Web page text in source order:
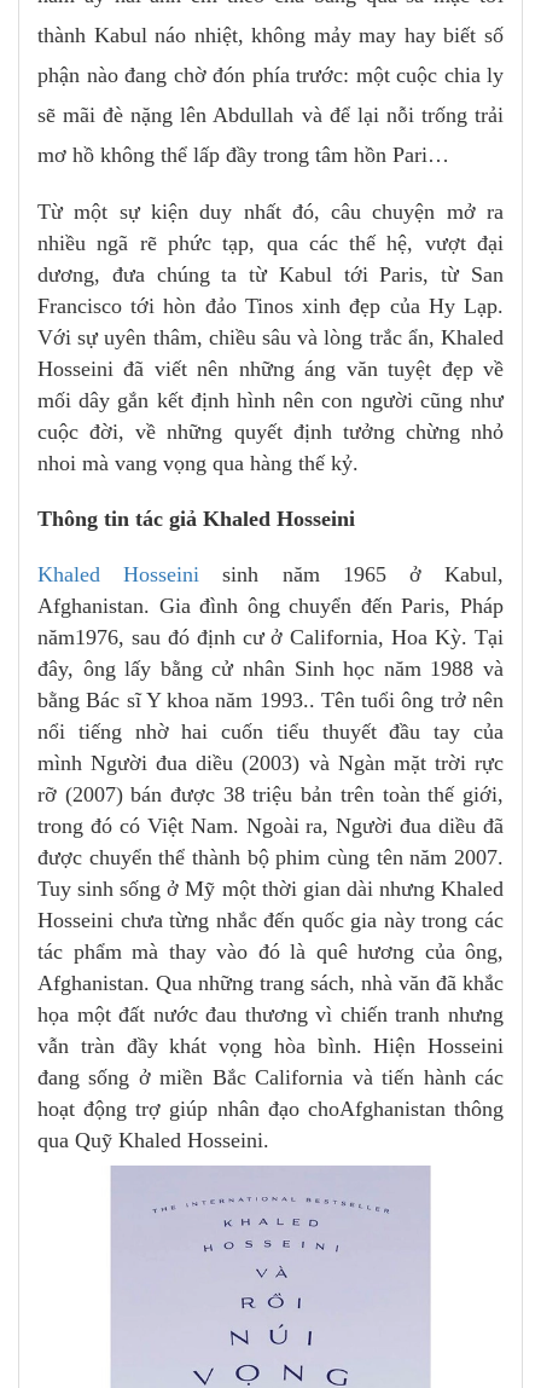
thành Kabul náo nhiệt, không mảy may hay biết số
phận nào đang chờ đón phía trước: một cuộc chia ly
sẽ mãi đè nặng lên Abdullah và để lại nỗi trống trải
mơ hồ không thể lấp đầy trong tâm hồn Pari…
Từ một sự kiện duy nhất đó, câu chuyện mở ra
nhiều ngã rẽ phức tạp, qua các thế hệ, vượt đại
dương, đưa chúng ta từ Kabul tới Paris, từ San
Francisco tới hòn đảo Tinos xinh đẹp của Hy Lạp.
Với sự uyên thâm, chiều sâu và lòng trắc ẩn, Khaled
Hosseini đã viết nên những áng văn tuyệt đẹp về
mối dây gắn kết định hình nên con người cũng như
cuộc đời, về những quyết định tưởng chừng nhỏ
nhoi mà vang vọng qua hàng thế kỷ.
Thông tin tác giả Khaled Hosseini
Khaled Hosseini sinh năm 1965 ở Kabul,
Afghanistan. Gia đình ông chuyển đến Paris, Pháp
năm1976, sau đó định cư ở California, Hoa Kỳ. Tại
đây, ông lấy bằng cử nhân Sinh học năm 1988 và
bằng Bác sĩ Y khoa năm 1993.. Tên tuổi ông trở nên
nổi tiếng nhờ hai cuốn tiểu thuyết đầu tay của
mình Người đua diều (2003) và Ngàn mặt trời rực
rỡ (2007) bán được 38 triệu bản trên toàn thế giới,
trong đó có Việt Nam. Ngoài ra, Người đua diều đã
được chuyển thể thành bộ phim cùng tên năm 2007.
Tuy sinh sống ở Mỹ một thời gian dài nhưng Khaled
Hosseini chưa từng nhắc đến quốc gia này trong các
tác phẩm mà thay vào đó là quê hương của ông,
Afghanistan. Qua những trang sách, nhà văn đã khắc
họa một đất nước đau thương vì chiến tranh nhưng
vẫn tràn đầy khát vọng hòa bình. Hiện Hosseini
đang sống ở miền Bắc California và tiến hành các
hoạt động trợ giúp nhân đạo choAfghanistan thông
qua Quỹ Khaled Hosseini.